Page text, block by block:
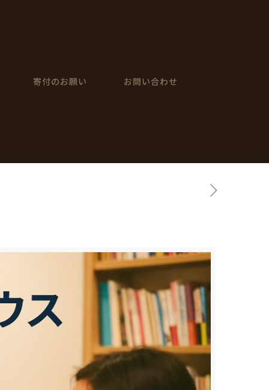
寄付のお願い お問い合わせ